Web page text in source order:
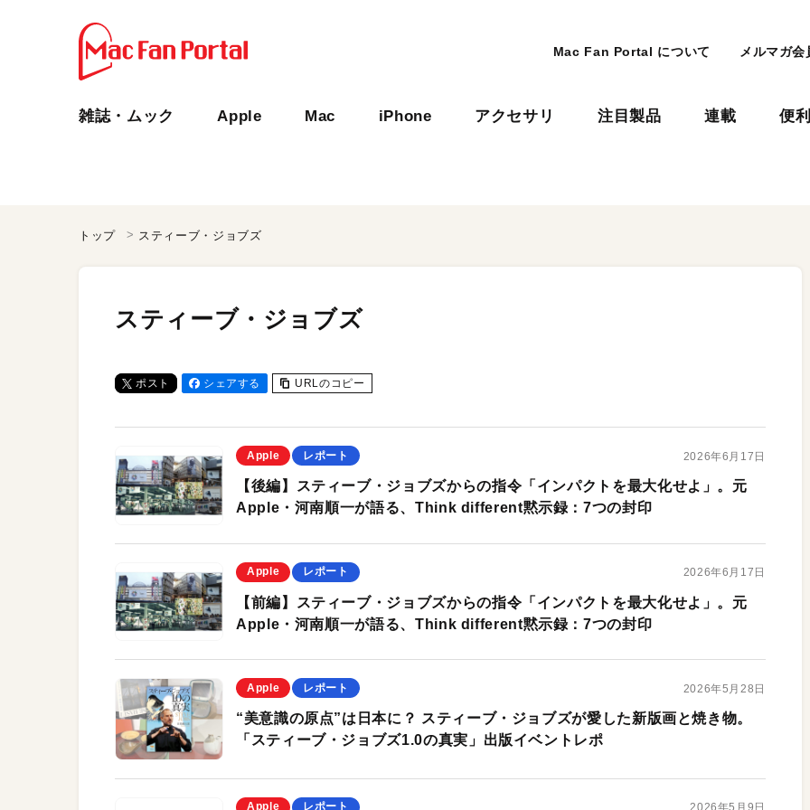
Mac Fan Portal について メルマガ会
雑誌・ムック Apple Mac iPhone アクセサリ 注目製品 連載 便
トップ スティーブ・ジョブズ
スティーブ・ジョブズ
ポスト シェアする URLのコピー
Apple レポート 2026年6月17日
【後編】スティーブ・ジョブズからの指令「インパクトを最大化せよ」。元
Apple・河南順一が語る、Think different黙示録：7つの封印
Apple レポート 2026年6月17日
【前編】スティーブ・ジョブズからの指令「インパクトを最大化せよ」。元
Apple・河南順一が語る、Think different黙示録：7つの封印
Apple レポート 2026年5月28日
“美意識の原点”は日本に？ スティーブ・ジョブズが愛した新版画と焼き物。
「スティーブ・ジョブズ1.0の真実」出版イベントレポ
Apple レポート